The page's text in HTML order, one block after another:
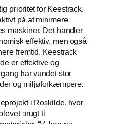
prioritet for Keestrack.
på at minimere
maskiner. Det handler
effektiv, men også
fremtid. Keestrack
er effektive og
har vundet stor
og miljøforkæmpere.
i Roskilde, hvor
brugt til